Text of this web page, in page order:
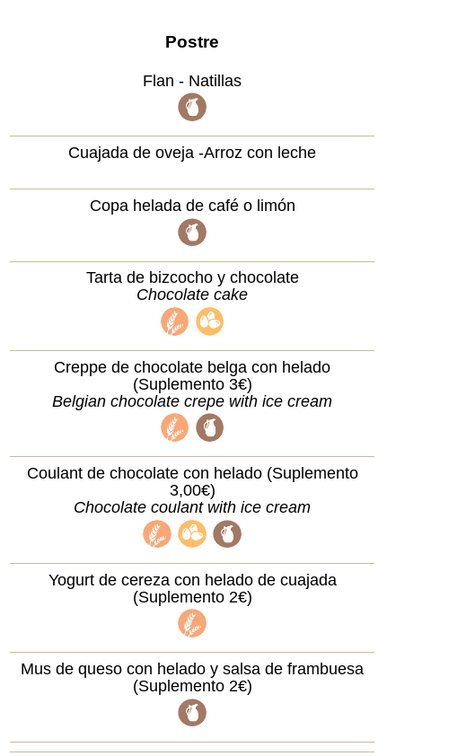
Postre
Flan - Natillas
Cuajada de oveja -Arroz con leche
Copa helada de café o limón
Tarta de bizcocho y chocolate
Chocolate cake
Creppe de chocolate belga con helado
(Suplemento 3€)
Belgian chocolate crepe with ice cream
Coulant de chocolate con helado (Suplemento
3,00€)
Chocolate coulant with ice cream
Yogurt de cereza con helado de cuajada
(Suplemento 2€)
Mus de queso con helado y salsa de frambuesa
(Suplemento 2€)